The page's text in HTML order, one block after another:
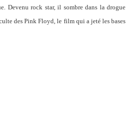
Devenu rock star, il sombre dans la drogue
des Pink Floyd, le film qui a jeté les bases